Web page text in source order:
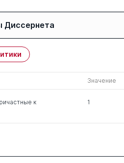
Диссернета
Защиты членов РК:
свои
чужие
0
Значение
к
1